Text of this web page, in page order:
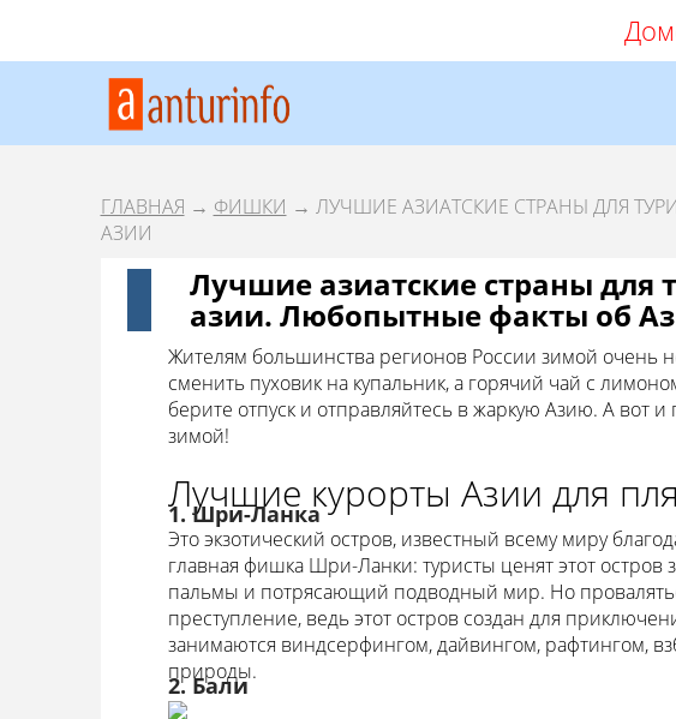
ГЛАВНАЯ → ФИШКИ → ЛУЧШИЕ АЗИАТСКИЕ СТРАНЫ ДЛЯ
АЗИИ
Лучшие азиатские страны для
азии. Любопытные факты об
Жителям большинства регионов России зимой очень
сменить пуховик на купальник, а горячий чай с
берите отпуск и отправляйтесь в жаркую Азию. А вот
зимой!
Лучшие курорты Азии для
1. Шри-Ланка
Это экзотический остров, известный всему миру
главная фишка Шри-Ланки: туристы ценят этот
пальмы и потрясающий подводный мир. Но
преступление, ведь этот остров создан для
занимаются виндсерфингом, дайвингом, рафтингом,
природы.
2. Бали